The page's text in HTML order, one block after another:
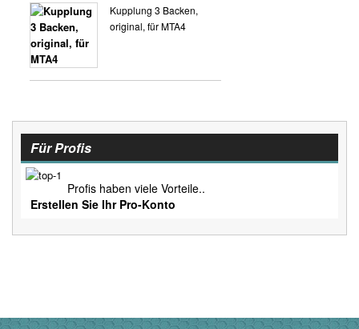
Kupplung 3 Backen,
original, für MTA4
Für Profis
Profis haben viele Vorteile..
Erstellen Sie Ihr Pro-Konto